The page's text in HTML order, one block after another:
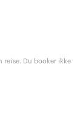
reise. Du booker ikke